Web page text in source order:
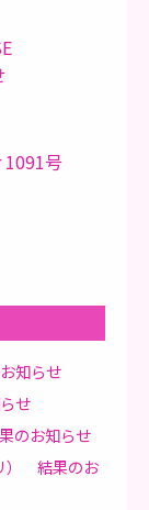
1091号
知らせ
せ
のお知らせ
） 結果のお